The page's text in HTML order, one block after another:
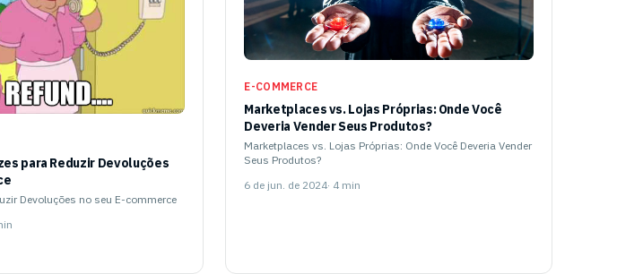
para Reduzir Devoluções
Devoluções no seu E-commerce
E-COMMERCE
Marketplaces vs. Lojas Próprias: Onde Você
Deveria Vender Seus Produtos?
Marketplaces vs. Lojas Próprias: Onde Você Deveria Vender
Seus Produtos?
6 de jun. de 2024· 4 min